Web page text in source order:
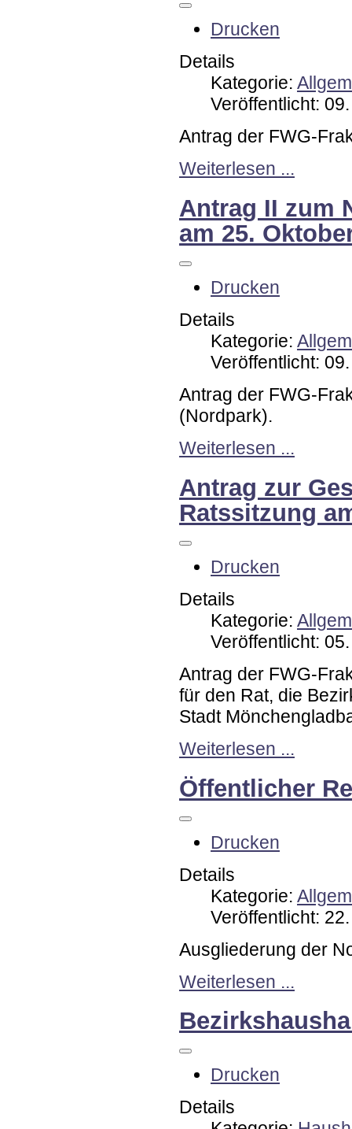
Drucken
Details
Kategorie:
Veröffentlicht:
Antrag der FWG-
Weiterlesen ...
Antrag II zum
am 25.
Drucken
Details
Kategorie:
Veröffentlicht:
Antrag der FWG-
(Nordpark).
Weiterlesen ...
Antrag zur
Ratssitzung
Drucken
Details
Kategorie:
Veröffentlicht:
Antrag der FWG-
für den Rat, die
Stadt
Weiterlesen ...
Öffentlicher
Drucken
Details
Kategorie:
Veröffentlicht:
Ausgliederung der
Weiterlesen ...
Drucken
Details